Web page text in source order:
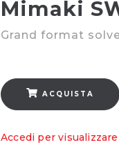
Mimaki
Grand format
ACQUISTA
Accedi per